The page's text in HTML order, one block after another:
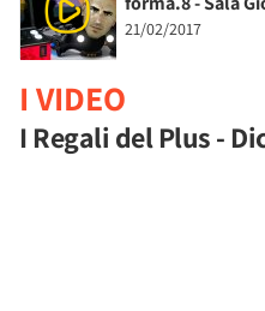
21/02/2017
I VIDEO
I Regali del Plus -